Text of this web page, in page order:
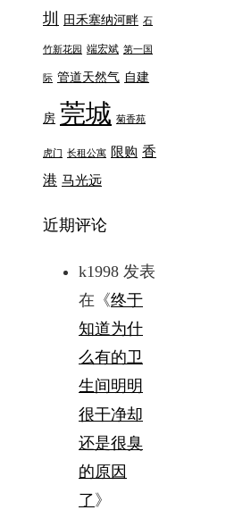
圳
田禾塞纳河畔 石
竹新花园 端宏斌 第一国
际 管道天然气 自建
房 莞城 菊香苑
虎门 长租公寓 限购 香
港 马光远
近期评论
k1998 发表
在《终于
知道为什
么有的卫
生间明明
很干净却
还是很臭
的原因
了》